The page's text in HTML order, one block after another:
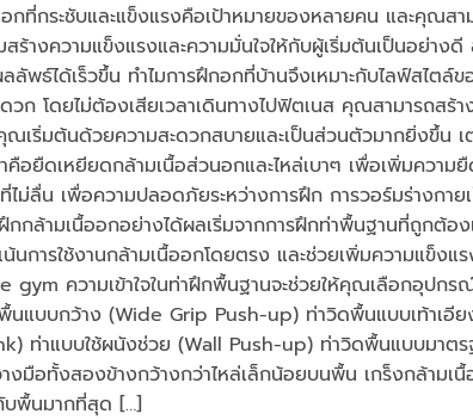
ที่กระชับและแข็งแรงคือเป้าหมายของหลายคน และคุณสา
ร้างความแข็งแรงและความมั่นใจให้กับผู้เริ่มต้นเป็นอย่าง
ลัพธ์ได้เร็วขึ้น ทำไมการฝึกอกที่บ้านจึงเหมาะกับไลฟ์สไต
ก โดยไม่ต้องเสียเวลาเดินทางไปฟิตเนส คุณสามารถสร้
ริ่มต้นด้วยความสะดวกสบายและเป็นส่วนตัวมากยิ่งขึ้น เ
อยืดเหยียดกล้ามเนื้อส่วนอกและไหล่เบาๆ เพื่อเพิ่มควา
ม่ลื่น เพื่อความปลอดภัยระหว่างการฝึก การวอร์มร่างกา
ล้ามเนื้ออกอย่างได้ผลเริ่มจากการฝึกท่าพื้นฐานที่ถูกต้อง
การใช้งานกล้ามเนื้ออกโดยตรง และช่วยเพิ่มความแข็งแ
ความเข้าใจในท่าฝึกพื้นฐานจะช่วยให้คุณเลือกอุปกรณ์
แบบกว้าง (Wide Grip Push-up) ท่าวิดพื้นแบบเท้าเอี
ท่าแบบใช้ผนังช่วย (Wall Push-up) ท่าวิดพื้นแบบมาตร
มือทั้งสองข้างกว้างกว่าไหล่เล็กน้อยบนพื้น เกร็งกล้ามเ
บพื้นมากที่สุด […]